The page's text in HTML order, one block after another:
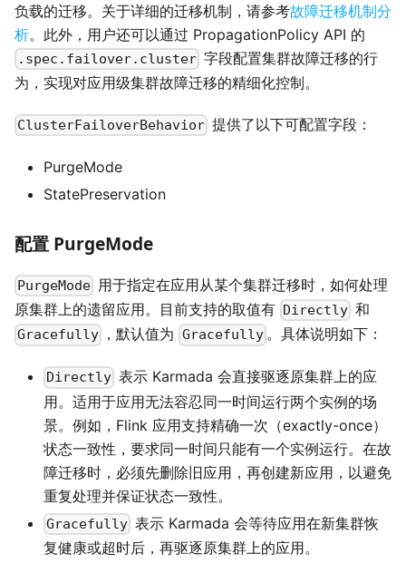
负载的迁移。关于详细的迁移机制，请参考故障迁移机制分
析。此外，用户还可以通过 PropagationPolicy API 的
.spec.failover.cluster 字段配置集群故障迁移的行
为，实现对应用级集群故障迁移的精细化控制。
ClusterFailoverBehavior 提供了以下可配置字段：
PurgeMode
StatePreservation
配置 PurgeMode
PurgeMode 用于指定在应用从某个集群迁移时，如何处理
原集群上的遗留应用。目前支持的取值有 Directly 和
Gracefully ，默认值为 Gracefully 。具体说明如下：
Directly 表示 Karmada 会直接驱逐原集群上的应
用。适用于应用无法容忍同一时间运行两个实例的场
景。例如，Flink 应用支持精确一次（exactly-once）
状态一致性，要求同一时间只能有一个实例运行。在故
障迁移时，必须先删除旧应用，再创建新应用，以避免
重复处理并保证状态一致性。
Gracefully 表示 Karmada 会等待应用在新集群恢
复健康或超时后，再驱逐原集群上的应用。